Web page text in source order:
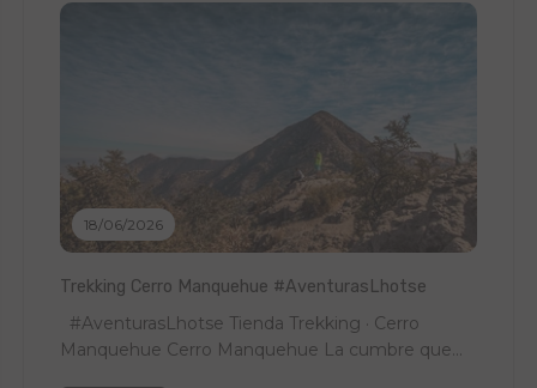
18/06/2026
Trekking Cerro Manquehue #AventurasLhotse
#AventurasLhotse Tienda Trekking · Cerro
Manquehue Cerro Manquehue La cumbre que